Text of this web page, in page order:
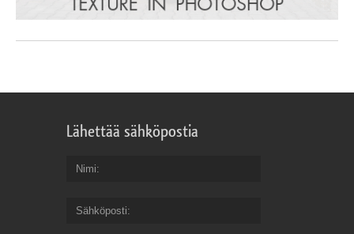
Lähettää sähköpostia
Nimi
Sähköposti